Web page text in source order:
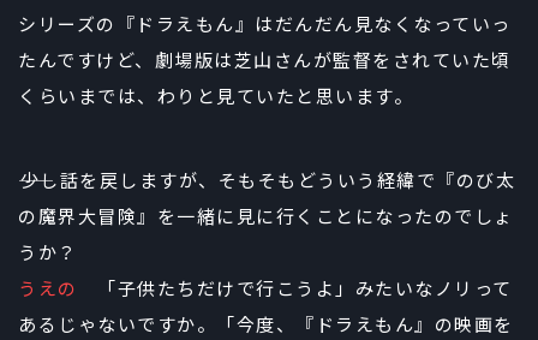
シリーズの『ドラえもん』はだんだん見なくなっていっ
たんですけど、劇場版は芝山さんが監督をされていた頃
くらいまでは、わりと見ていたと思います。
――少し話を戻しますが、そもそもどういう経緯で『のび太
の魔界大冒険』を一緒に見に行くことになったのでしょ
うか？
うえの
「子供たちだけで行こうよ」みたいなノリって
あるじゃないですか。「今度、『ドラえもん』の映画を